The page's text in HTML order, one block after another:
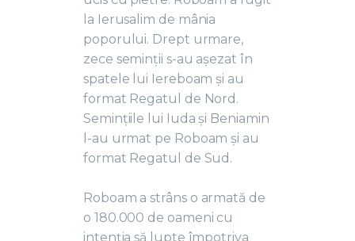
la Ierusalim de mânia
poporului. Drept urmare,
zece seminții s-au așezat în
spatele lui Iereboam și au
format Regatul de Nord.
Semințiile lui Iuda și Beniamin
l-au urmat pe Roboam și au
format Regatul de Sud.
Roboam a strâns o armată de
o 180.000 de oameni cu
intenția să lupte împotriva